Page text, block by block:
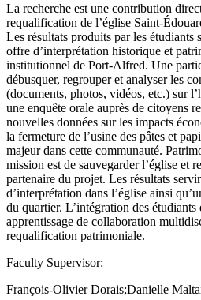
La recherche est une contribution
requalification de l’église Saint-
Les résultats produits par les étudiants
offre d’interprétation historique et
institutionnel de Port-Alfred. Une
débusquer, regrouper et analyser les
(documents, photos, vidéos, etc.) sur
une enquête orale auprès de citoyens
nouvelles données sur les impacts
la fermeture de l’usine des pâtes et
majeur dans cette communauté.
mission est de sauvegarder l’église et
partenaire du projet. Les résultats
d’interprétation dans l’église ainsi
du quartier. L’intégration des étudiants
apprentissage de collaboration
requalification patrimoniale.
Faculty Supervisor:
François-Olivier Dorais;Danielle